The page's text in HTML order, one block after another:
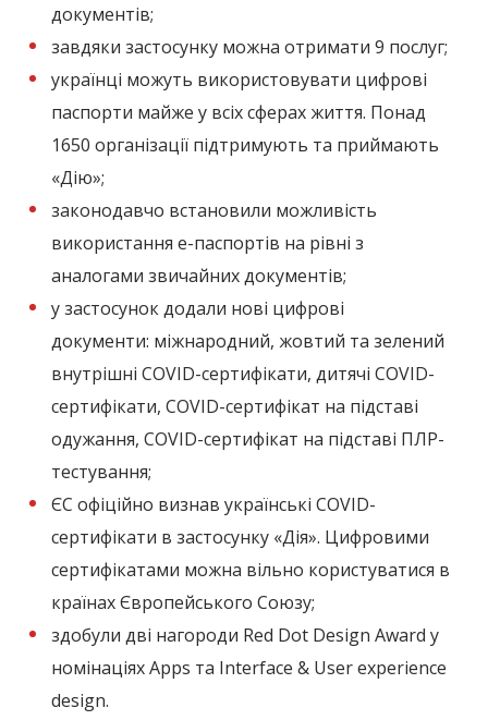
документів;
завдяки застосунку можна отримати 9 послуг;
українці можуть використовувати цифрові
паспорти майже у всіх сферах життя. Понад
1650 організації підтримують та приймають
«Дію»;
законодавчо встановили можливість
використання е-паспортів на рівні з
аналогами звичайних документів;
у застосунок додали нові цифрові
документи: міжнародний, жовтий та зелений
внутрішні COVID-сертифікати, дитячі COVID-
сертифікати, COVID-сертифікат на підставі
одужання, COVID-сертифікат на підставі ПЛР-
тестування;
ЄС офіційно визнав українські COVID-
сертифікати в застосунку «Дія». Цифровими
сертифікатами можна вільно користуватися в
країнах Європейського Союзу;
здобули дві нагороди Red Dot Design Award у
номінаціях Apps та Interface & User experience
design.